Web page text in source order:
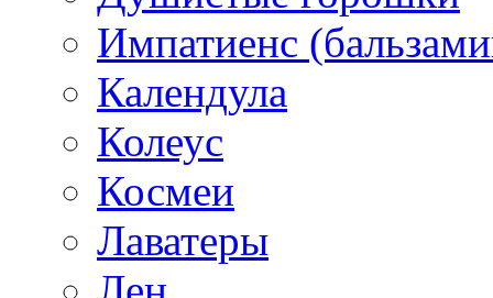
Импатиенс
Календула
Колеус
Космеи
Лаватеры